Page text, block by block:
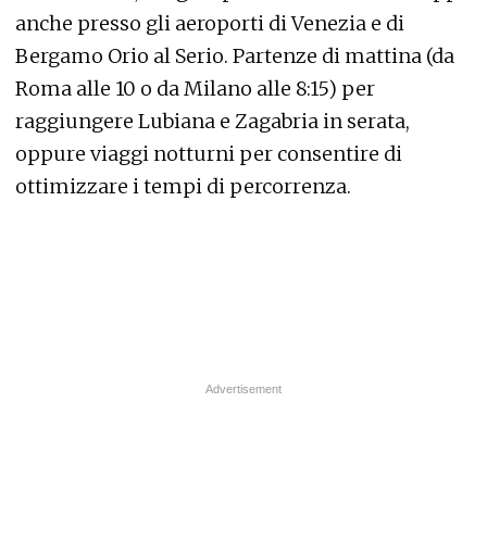
anche presso gli aeroporti di Venezia e di
Bergamo Orio al Serio. Partenze di mattina (da
Roma alle 10 o da Milano alle 8:15) per
raggiungere Lubiana e Zagabria in serata,
oppure viaggi notturni per consentire di
ottimizzare i tempi di percorrenza.